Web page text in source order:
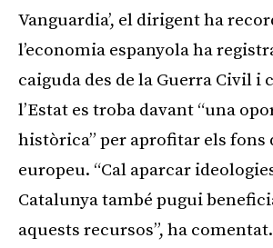
Vanguardia’, el dirigent ha
l’economia espanyola ha
caiguda des de la Guerra Civil i
l’Estat es troba davant “una
històrica” per aprofitar els fons
europeu. “Cal aparcar
Catalunya també pugui
aquests recursos”, ha